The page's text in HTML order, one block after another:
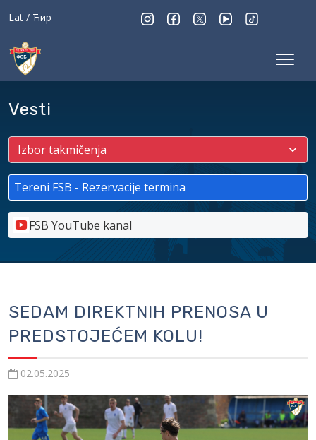
Lat / Ћир
Vesti
Tereni FSB - Rezervacije termina
FSB YouTube kanal
SEDAM DIREKTNIH PRENOSA U
PREDSTOJEĆEM KOLU!
02.05.2025